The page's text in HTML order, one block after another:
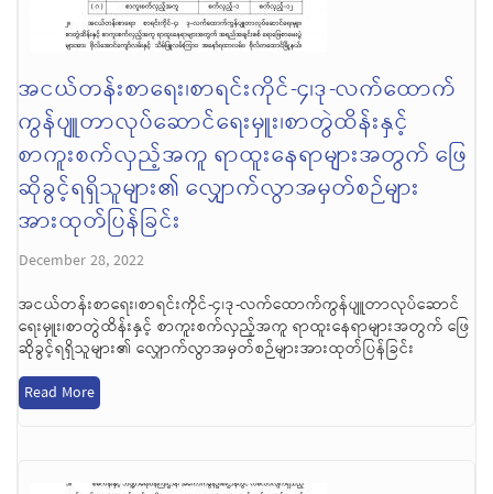
အငယ်တန်းစာရေး၊စာရင်းကိုင်-၄၊ဒု-လက်ထောက်
ကွန်ပျူတာလုပ်ဆောင်ရေးမှူး၊စာတွဲထိန်းနှင့်
စာကူးစက်လှည့်အကူ ရာထူးနေရာများအတွက် ဖြေ
ဆိုခွင့်ရရှိသူများ၏ လျှောက်လွာအမှတ်စဉ်များ
အားထုတ်ပြန်ခြင်း
December 28, 2022
အငယ်တန်းစာရေး၊စာရင်းကိုင်-၄၊ဒု-လက်ထောက်ကွန်ပျူတာလုပ်ဆောင်
ရေးမှူး၊စာတွဲထိန်းနှင့် စာကူးစက်လှည့်အကူ ရာထူးနေရာများအတွက် ဖြေ
ဆိုခွင့်ရရှိသူများ၏ လျှောက်လွာအမှတ်စဉ်များအားထုတ်ပြန်ခြင်း
Read More